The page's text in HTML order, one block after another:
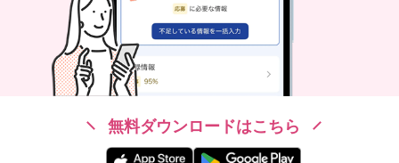
無料ダウンロードはこちら